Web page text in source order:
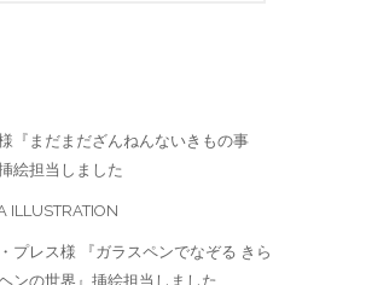
『まだまだざんねんないきもの事
絵担当しました
ILLUSTRATION
プレス様 『ガラスペンでなぞる きら
ンの世界』挿絵担当しました